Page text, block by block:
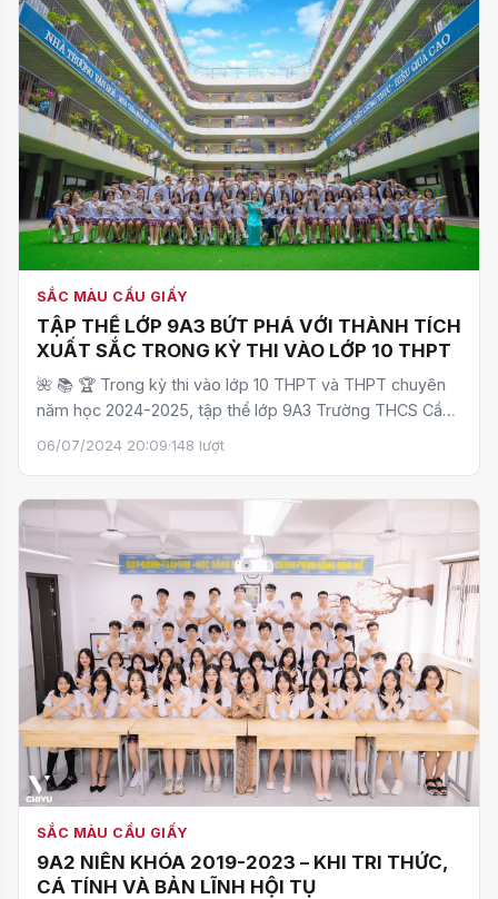
SẮC MÀU CẦU GIẤY
TẬP THỂ LỚP 9A3 BỨT PHÁ VỚI THÀNH TÍCH
XUẤT SẮC TRONG KỲ THI VÀO LỚP 10 THPT
🌺 📚 🏆 Trong kỳ thi vào lớp 10 THPT và THPT chuyên
năm học 2024-2025, tập thể lớp 9A3 Trường THCS Cầu
Giấy đ…
06/07/2024 20:09·148 lượt
SẮC MÀU CẦU GIẤY
9A2 NIÊN KHÓA 2019-2023 – KHI TRI THỨC,
CÁ TÍNH VÀ BẢN LĨNH HỘI TỤ